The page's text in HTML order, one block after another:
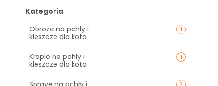
Kategoria
Obroże na pchły i
kleszcze dla kota
1
Krople na pchły i
kleszcze dla kota
1
Spraye na pchły i
2